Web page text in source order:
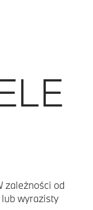
zależności od
wyrazisty